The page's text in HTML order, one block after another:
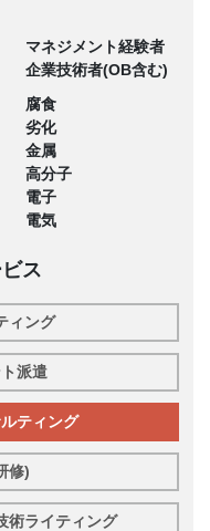
マネジメント経験者
企業技術者(OB含む)
腐食
劣化
金属
高分子
電子
電気
ス
ィング
派遣
ティング
修)
術ライティング